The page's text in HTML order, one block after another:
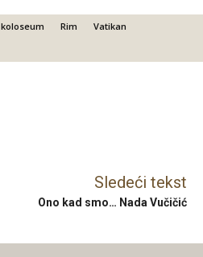
koloseum Rim
Vatikan
Sledeći tekst
Ono kad smo… Nada Vučičić